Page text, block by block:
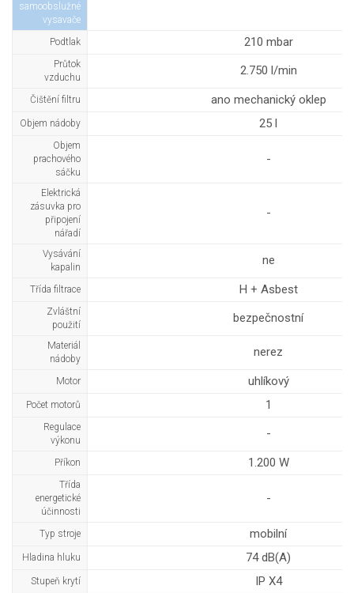
samoobslužné
vysavače
Podtlak
210 mbar
Průtok
vzduchu
2.750 l/min
Čištění filtru ano mechanický oklep
Objem nádoby 25 l
Objem
prachového
sáčku
-
Elektrická
zásuvka pro
připojení
nářadí
-
Vysávání
kapalin
ne
Třída filtrace H + Asbest
Zvláštní
použití
bezpečnostní
Materiál
nádoby
nerez
Motor uhlíkový
Počet motorů 1
Regulace
výkonu
-
Příkon 1.200 W
Třída
energetické
účinnosti
-
Typ stroje mobilní
Hladina hluku 74 dB(A)
Stupeň krytí IP X4